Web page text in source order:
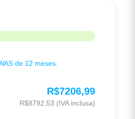
de 12 meses.
R$7206,99
R$8792,53 (IVA inclusa)